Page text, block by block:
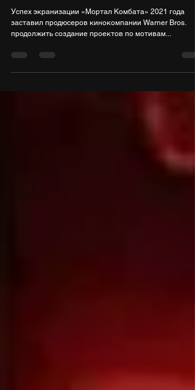
Warner Bros. взялась за развитие
киновселенной "Мортал Комбат"
Успех экранизации «Мортал Комбата» 2021 года
продолжить создание проектов по мотивам...